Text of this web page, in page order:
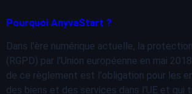
Pourquoi AnyvaStart ?
Dans l'ère numérique actuelle, la
(RGPD) par l'Union européenne en mai
de ce règlement est l'obligation pour les
des biens et des services dans l'UE et